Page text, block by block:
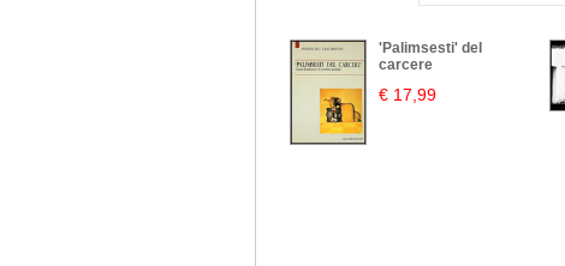
'Palimsesti' del
carcere
€ 17,99